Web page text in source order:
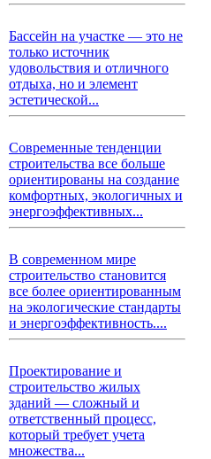
Бассейн на участке — это не
только источник
удовольствия и отличного
отдыха, но и элемент
эстетической...
Современные тенденции
строительства все больше
ориентированы на создание
комфортных, экологичных и
энергоэффективных...
В современном мире
строительство становится
все более ориентированным
на экологические стандарты
и энергоэффективность....
Проектирование и
строительство жилых
зданий — сложный и
ответственный процесс,
который требует учета
множества...